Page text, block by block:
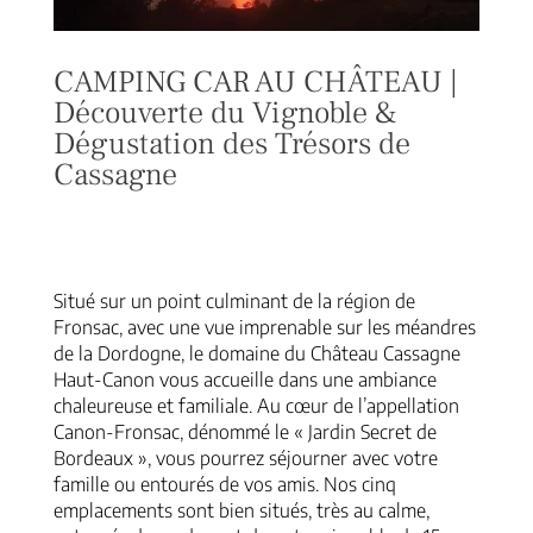
CAMPING CAR AU CHÂTEAU |
Découverte du Vignoble &
Dégustation des Trésors de
Cassagne
Situé sur un point culminant de la région de
Fronsac, avec une vue imprenable sur les méandres
de la Dordogne, le domaine du Château Cassagne
Haut-Canon vous accueille dans une ambiance
chaleureuse et familiale. Au cœur de l’appellation
Canon-Fronsac, dénommé le « Jardin Secret de
Bordeaux », vous pourrez séjourner avec votre
famille ou entourés de vos amis. Nos cinq
emplacements sont bien situés, très au calme,